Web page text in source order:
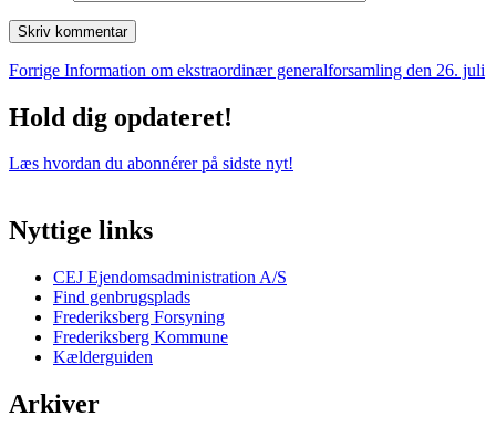
Indlægsnavigation
Forrige Forrige
Information om ekstraordinær generalforsamling den 26. juli
Hold dig opdateret!
Læs hvordan du abonnérer på sidste nyt!
Nyttige links
CEJ Ejendomsadministration A/S
Find genbrugsplads
Frederiksberg Forsyning
Frederiksberg Kommune
Kælderguiden
Arkiver